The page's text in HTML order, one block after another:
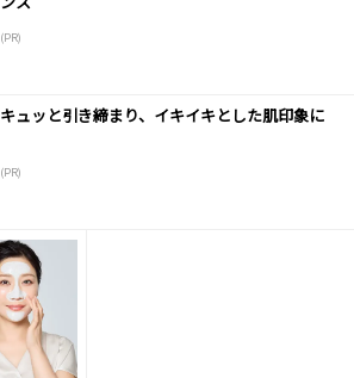
(PR)
キュッと引き締まり、イキイキとした肌印象に
(PR)